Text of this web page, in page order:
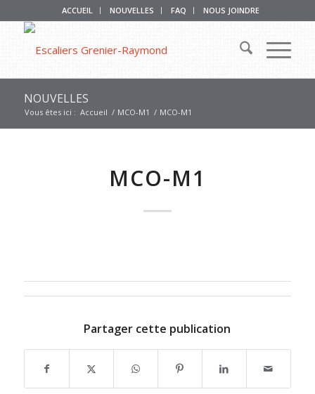
ACCUEIL NOUVELLES FAQ NOUS JOINDRE
NOUVELLES
Vous êtes ici : Accueil / MCO-M1 / MCO-M1
MCO-M1
Partager cette publication